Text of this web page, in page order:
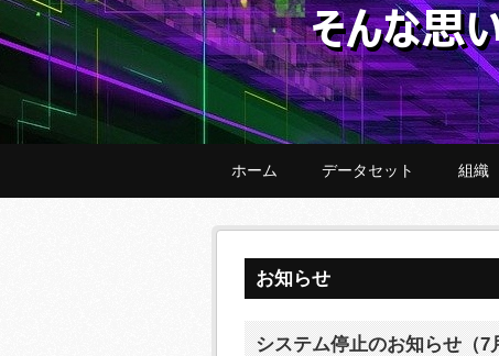
ホーム データセット 組織
お知らせ
システム停止のお知らせ（7